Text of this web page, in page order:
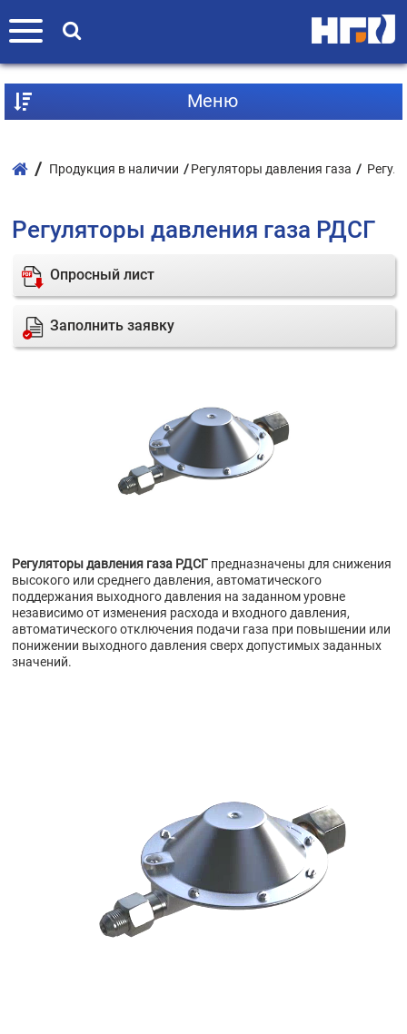
Mеню
Продукция в наличии Регуляторы давления газа
Регуляторы давления газа РДСГ
Опросный лист
Заполнить заявку
Регуляторы давления газа РДСГ предназначены для снижения
высокого или среднего давления, автоматического
поддержания выходного давления на заданном уровне
независимо от изменения расхода и входного давления,
автоматического отключения подачи газа при повышении или
понижении выходного давления сверх допустимых заданных
значений.